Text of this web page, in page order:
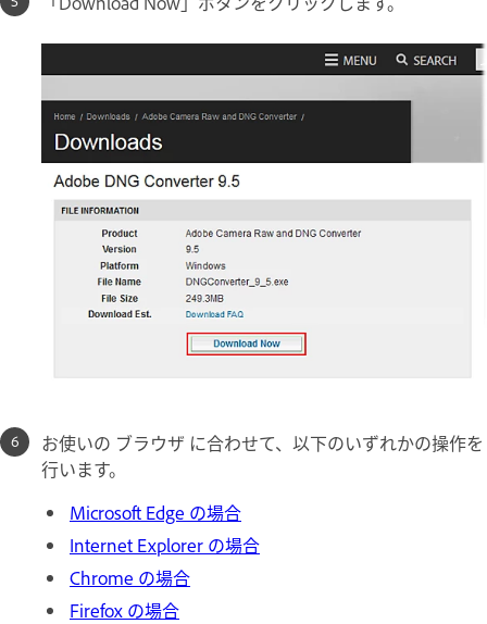
お使いの ブラウザ に合わせて、以下のいずれかの操作を
行います。
Microsoft Edge の場合
Internet Explorer の場合
Chrome の場合
Firefox の場合